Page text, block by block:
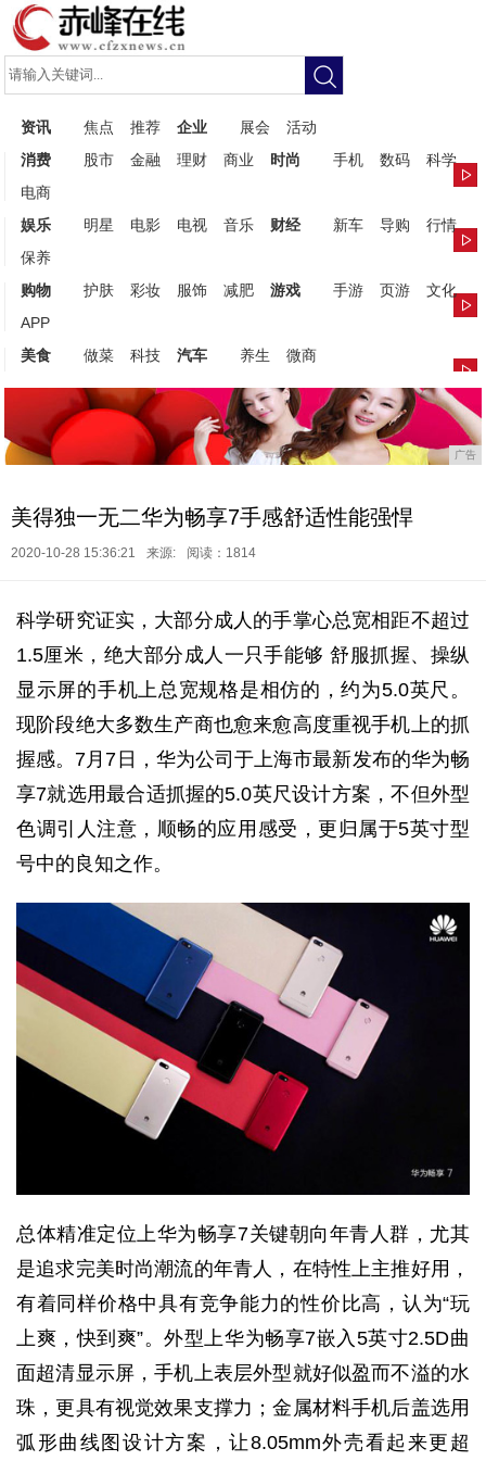
资讯 焦点 推荐 企业 展会
活动
消费
股市 金融 理财 商业 时尚 手机 数码
科学
电商
娱乐
明星 电影 电视 音乐 财经 新车 导购
行情
保养
购物
护肤 彩妆 服饰 减肥 游戏 手游 页游
文化
APP
美食
做菜 科技 汽车 养生 微商
广告
美得独一无二华为畅享7手感舒适性能强悍
2020-10-28 15:36:21 来源: 阅读：1814
科学研究证实，大部分成人的手掌心总宽相距不超过
1.5厘米，绝大部分成人一只手能够 舒服抓握、操纵
显示屏的手机上总宽规格是相仿的，约为5.0英尺。
现阶段绝大多数生产商也愈来愈高度重视手机上的抓
握感。7月7日，华为公司于上海市最新发布的华为畅
享7就选用最合适抓握的5.0英尺设计方案，不但外型
色调引人注意，顺畅的应用感受，更归属于5英寸型
号中的良知之作。
总体精准定位上华为畅享7关键朝向年青人群，尤其
是追求完美时尚潮流的年青人，在特性上主推好用，
有着同样价格中具有竞争能力的性价比高，认为“玩
上爽，快到爽”。外型上华为畅享7嵌入5英寸2.5D曲
面超清显示屏，手机上表层外型就好似盈而不溢的水
珠，更具有视觉效果支撑力；金属材料手机后盖选用
弧形曲线图设计方案，让8.05mm外壳看起来更超